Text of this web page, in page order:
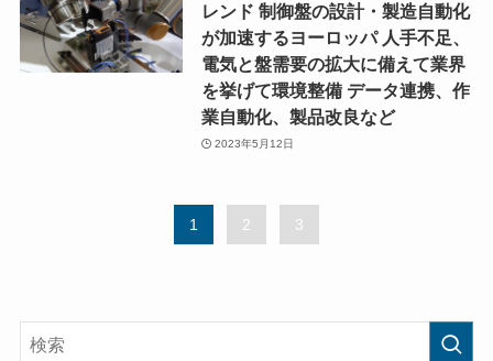
レンド 制御盤の設計・製造自動化
が加速するヨーロッパ 人手不足、
電気と盤需要の拡大に備えて業界
を挙げて環境整備 データ連携、作
業自動化、製品改良など
2023年5月12日
1 2 3